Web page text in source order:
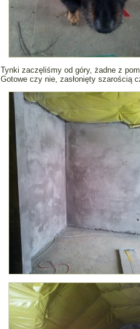
Tynki zaczęliśmy od góry, żadne z
Gotowe czy nie, zasłonięty szarością